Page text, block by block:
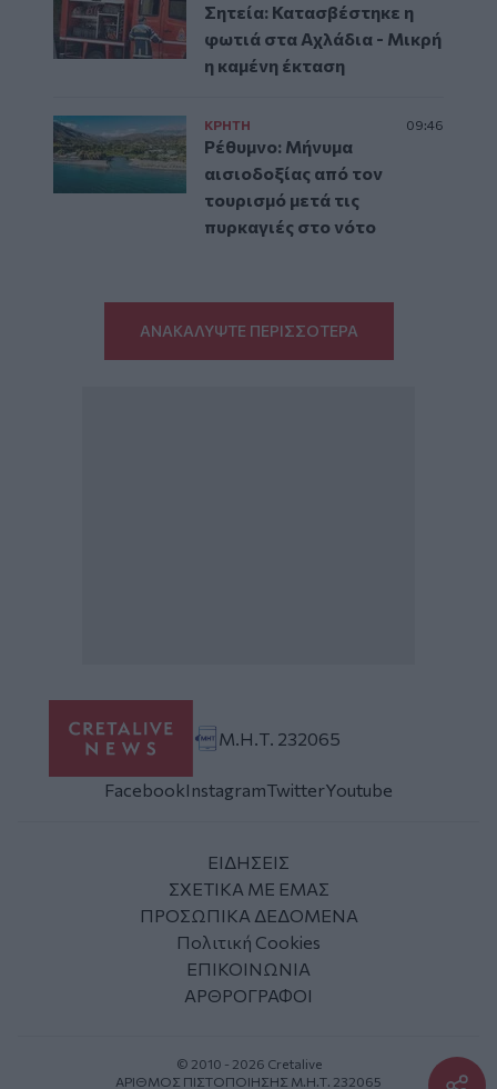
Σητεία: Κατασβέστηκε η
φωτιά στα Αχλάδια - Μικρή
η καμένη έκταση
ΚΡΗΤΗ 09:46
Ρέθυμνο: Μήνυμα
αισιοδοξίας από τον
τουρισμό μετά τις
πυρκαγιές στο νότο
ΑΝΑΚΑΛΥΨΤΕ ΠΕΡΙΣΣΟΤΕΡΑ
Μ.Η.Τ. 232065
FacebookInstagramTwitterYoutube
ΕΙΔΗΣΕΙΣ
ΣΧΕΤΙΚΑ ΜΕ ΕΜΑΣ
ΠΡΟΣΩΠΙΚΑ ΔΕΔΟΜΕΝΑ
Πολιτική Cookies
ΕΠΙΚΟΙΝΩΝΙΑ
ΑΡΘΡΟΓΡΑΦΟΙ
© 2010 - 2026 Cretalive
ΑΡΙΘΜΟΣ ΠΙΣΤΟΠΟΙΗΣΗΣ Μ.Η.Τ. 232065